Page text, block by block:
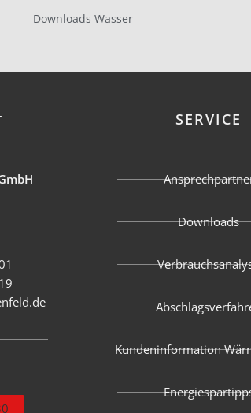
Downloads Wasser
SERVICE
Downloads
Kundeninformation